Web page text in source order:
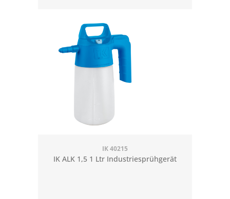
IK 40215
IK ALK 1,5 1 Ltr Industriesprühgerät